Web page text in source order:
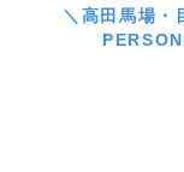
＼高田馬場・